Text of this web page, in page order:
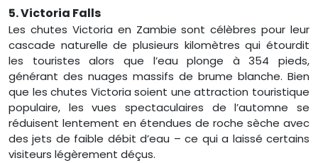
5. Victoria Falls
Les chutes Victoria en Zambie sont célèbres pour leur
cascade naturelle de plusieurs kilomètres qui étourdit
les touristes alors que l’eau plonge à 354 pieds,
générant des nuages massifs de brume blanche. Bien
que les chutes Victoria soient une attraction touristique
populaire, les vues spectaculaires de l’automne se
réduisent lentement en étendues de roche sèche avec
des jets de faible débit d’eau – ce qui a laissé certains
visiteurs légèrement déçus.